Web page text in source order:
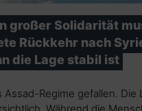
großer Solidarität
Rückkehr nach
die Lage stabil ist
Assad-Regime gefallen. Die
Während die